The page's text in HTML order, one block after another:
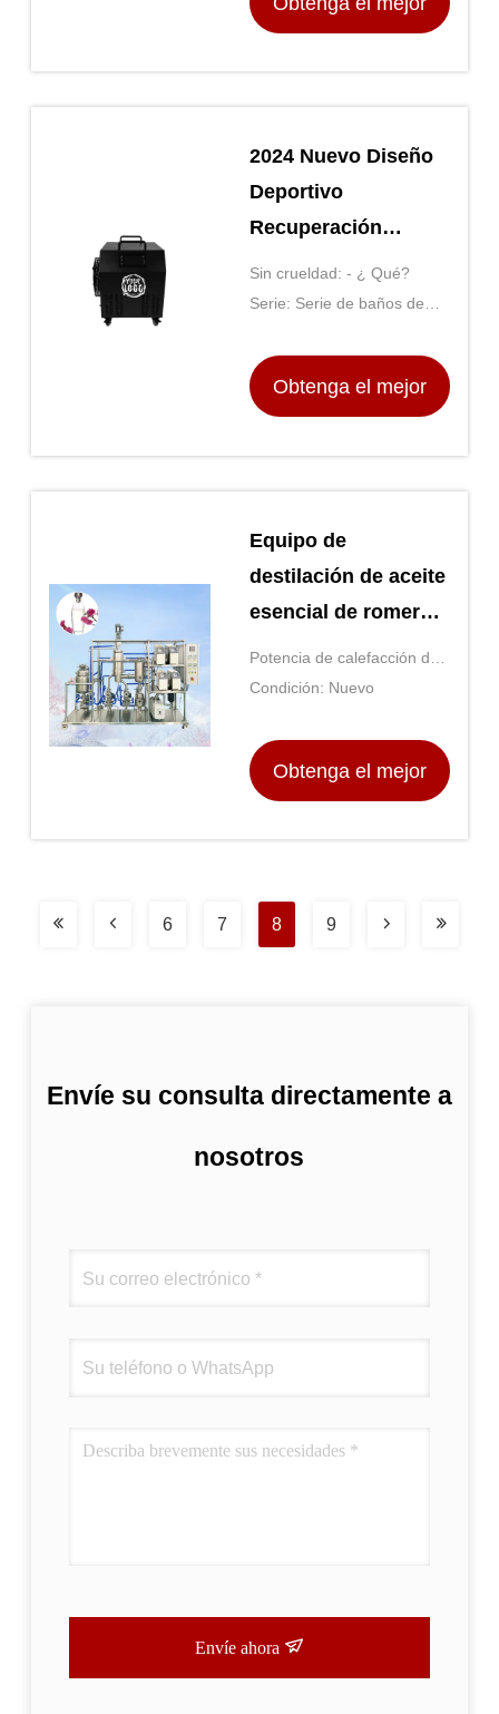
2024 Nuevo Diseño
Deportivo
Recuperación
Deportiva Baño De
Hielo Chiller &
Sin crueldad: - ¿ Qué?
Serie: Serie de baños de
Obtenga el mejor
Equipo de
destilación de aceite
esencial de romero
de perfumes
Potencia de calefacción del
manto: Las demás:
Condición: Nuevo
Obtenga el mejor
6 7 8 9
Envíe su consulta directamente a
nosotros
Envíe ahora